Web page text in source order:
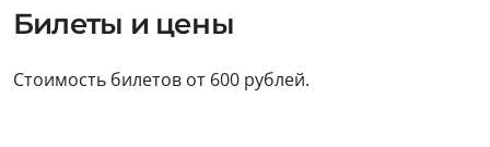
Билеты и цены
Стоимость билетов от 600 рублей.